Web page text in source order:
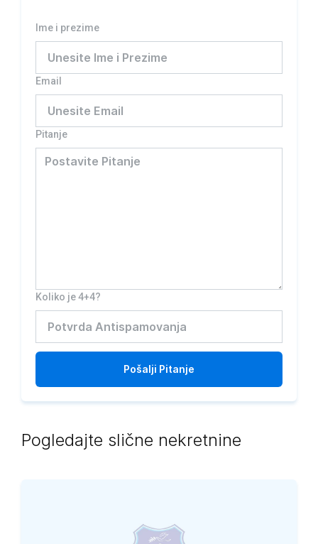
Ime i prezime
Email
Pitanje
Koliko je 4+4?
Pošalji Pitanje
Pogledajte slične nekretnine